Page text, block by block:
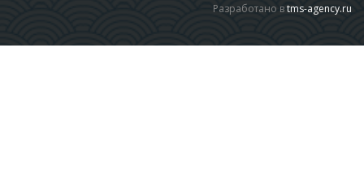
Разработано вtms-agency.ru